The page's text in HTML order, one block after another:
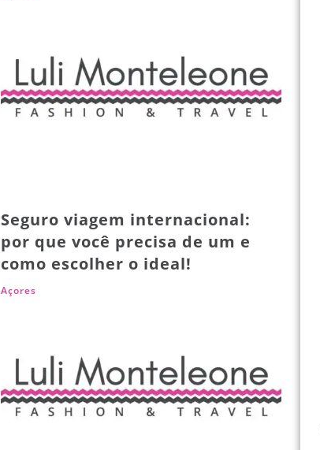
Seguro viagem internacional:
por que você precisa de um e
como escolher o ideal!
Açores